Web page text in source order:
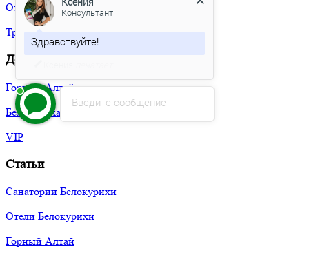
Отели
Трансфер
Доставка
Горный Алтай
Белокуриха
VIP
Статьи
Санатории Белокурихи
Отели Белокурихи
Горный Алтай
Введите сообщение
Здравствуйте!
Какие даты поездки Вас